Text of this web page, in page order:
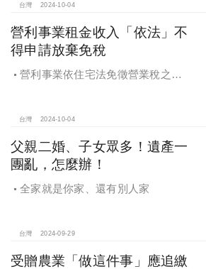
台灣 2024-10-04
營利事業租金收入「依法」不
得申請放棄免稅
營利事業依住宅法免徵營業稅之租
台灣 2024-10-04
父親二婚、子女眾多！遺產一
團亂，怎麼辦！
全家就是你家、還有別人家
台灣 2024-09-29
受贈農業「做這件事」應追繳